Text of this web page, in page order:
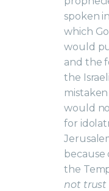
spoken
which
would
and the
the
would
for
the
not trust